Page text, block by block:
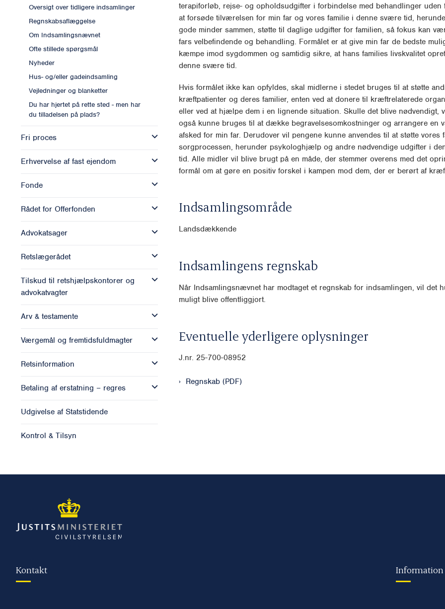
Oversigt over tidligere indsamlinger
Regnskabsaflæggelse
Om Indsamlingsnævnet
Ofte stillede spørgsmål
Nyheder
Hus- og/eller gadeindsamling
Vejledninger og blanketter
Du har hjertet på rette sted - men har
du tilladelsen på plads?
Fri proces
Erhvervelse af fast ejendom
Fonde
Rådet for Offerfonden
Advokatsager
Retslægerådet
Tilskud til retshjælpskontorer og
advokatvagter
Arv & testamente
Værgemål og fremtidsfuldmagter
Retsinformation
Betaling af erstatning – regres
Udgivelse af Statstidende
Kontrol & Tilsyn
terapiforløb, rejse- og opholdsudgifter i forbindelse med behandlinger uden
at forsøde tilværelsen for min far og vores familie i denne svære tid,
gode minder sammen, støtte til daglige udgifter for familien, så fokus kan
fars velbefindende og behandling. Formålet er at give min far de bedste
kæmpe imod sygdommen og samtidig sikre, at hans families livskvalitet
denne svære tid.
Hvis formålet ikke kan opfyldes, skal midlerne i stedet bruges til at støtte
kræftpatienter og deres familier, enten ved at donere til kræftrelaterede
eller ved at hjælpe dem i en lignende situation. Skulle det blive nødvendigt,
også kunne bruges til at dække begravelsesomkostninger og arrangere en
afsked for min far. Derudover vil pengene kunne anvendes til at støtte vores
sorgprocessen, herunder psykologhjælp og andre nødvendige udgifter i
tid. Alle midler vil blive brugt på en måde, der stemmer overens med det
formål om at gøre en positiv forskel i kampen mod dem, der er berørt af
Indsamlingsområde
Landsdækkende
Indsamlingens regnskab
Når Indsamlingsnævnet har modtaget et regnskab for indsamlingen, vil det
muligt blive offentliggjort.
Eventuelle yderligere oplysninger
J.nr. 25-700-08952
Regnskab (PDF)
Kontakt Information